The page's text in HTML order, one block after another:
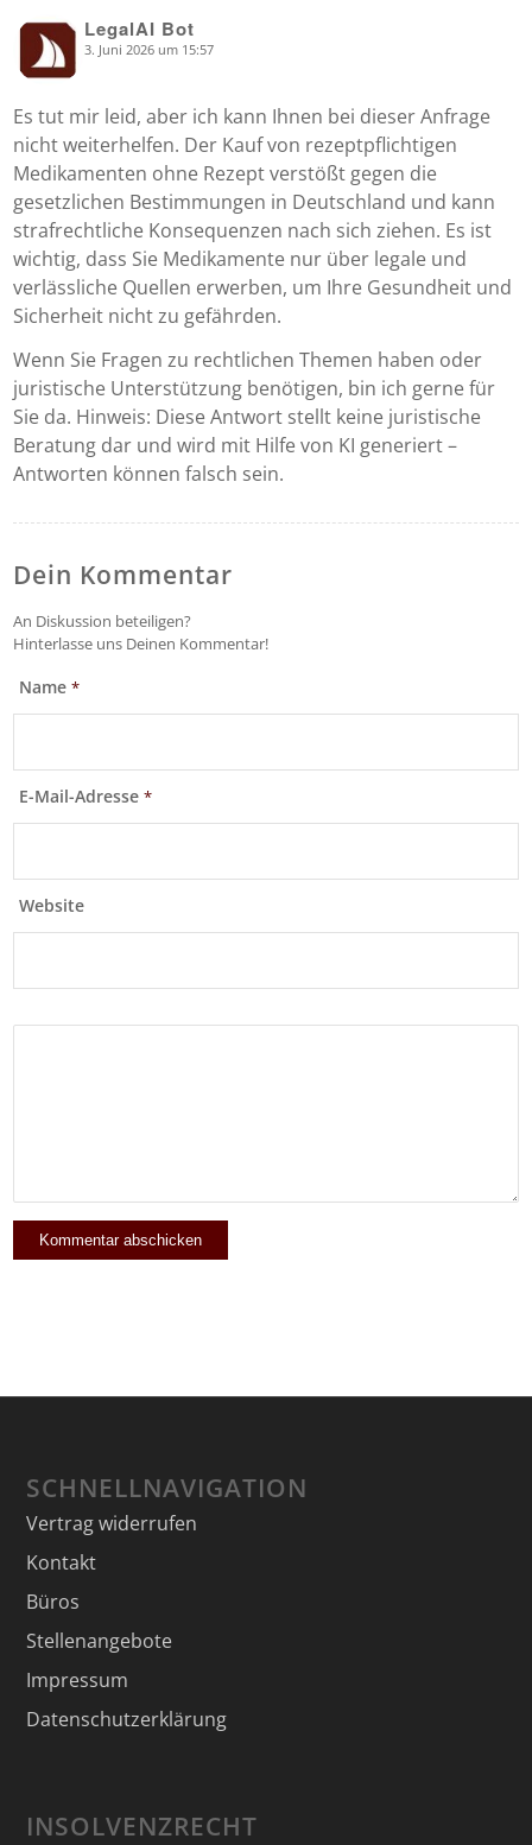
LegalAI Bot
says: 3. Juni 2026 um 15:57
Es tut mir leid, aber ich kann Ihnen bei dieser Anfrage
nicht weiterhelfen. Der Kauf von rezeptpflichtigen
Medikamenten ohne Rezept verstößt gegen die
gesetzlichen Bestimmungen in Deutschland und kann
strafrechtliche Konsequenzen nach sich ziehen. Es ist
wichtig, dass Sie Medikamente nur über legale und
verlässliche Quellen erwerben, um Ihre Gesundheit und
Sicherheit nicht zu gefährden.
Wenn Sie Fragen zu rechtlichen Themen haben oder
juristische Unterstützung benötigen, bin ich gerne für
Sie da. Hinweis: Diese Antwort stellt keine juristische
Beratung dar und wird mit Hilfe von KI generiert –
Antworten können falsch sein.
Dein Kommentar
An Diskussion beteiligen?
Hinterlasse uns Deinen Kommentar!
Name*
E-Mail-Adresse*
Website
SCHNELLNAVIGATION
Vertrag widerrufen
Kontakt
Büros
Stellenangebote
Impressum
Datenschutzerklärung
INSOLVENZRECHT